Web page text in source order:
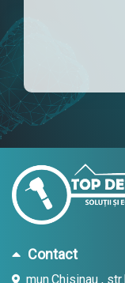
Contact
mun.Chisinau ,